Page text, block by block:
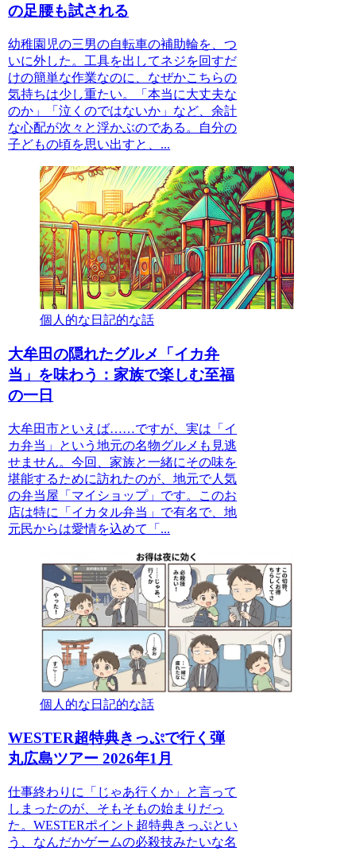
の足腰も試される
幼稚園児の三男の自転車の補助輪を、つ
いに外した。工具を出してネジを回すだ
けの簡単な作業なのに、なぜかこちらの
気持ちは少し重たい。「本当に大丈夫な
のか」「泣くのではないか」など、余計
な心配が次々と浮かぶのである。自分の
子どもの頃を思い出すと、...
個人的な日記的な話
大牟田の隠れたグルメ「イカ弁
当」を味わう：家族で楽しむ至福
の一日
大牟田市といえば……ですが、実は「イ
カ弁当」という地元の名物グルメも見逃
せません。今回、家族と一緒にその味を
堪能するために訪れたのが、地元で人気
の弁当屋「マイショップ」です。このお
店は特に「イカタル弁当」で有名で、地
元民からは愛情を込めて「...
個人的な日記的な話
WESTER超特典きっぷで行く弾
丸広島ツアー 2026年1月
仕事終わりに「じゃあ行くか」と言って
しまったのが、そもそもの始まりだっ
た。WESTERポイント超特典きっぷとい
う、なんだかゲームの必殺技みたいな名